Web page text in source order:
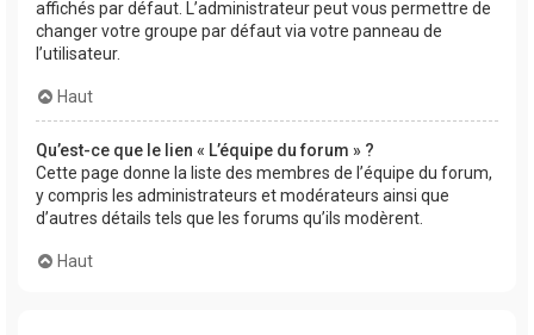
affichés par défaut. L’administrateur peut vous permettre de
changer votre groupe par défaut via votre panneau de
l’utilisateur.
Haut
Qu’est-ce que le lien « L’équipe du forum » ?
Cette page donne la liste des membres de l’équipe du forum,
y compris les administrateurs et modérateurs ainsi que
d’autres détails tels que les forums qu’ils modèrent.
Haut